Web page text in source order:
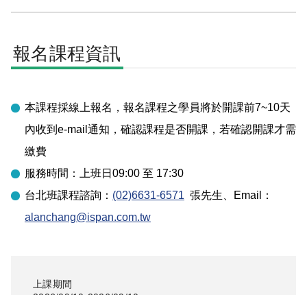
報名課程資訊
本課程採線上報名，報名課程之學員將於開課前7~10天
內收到e-mail通知，確認課程是否開課，若確認開課才需
繳費
服務時間：上班日09:00 至 17:30
台北班課程諮詢： (02)6631-6571 張先生 、Email：
alanchang@ispan.com.tw
上課期間